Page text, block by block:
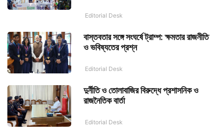
Editorial Desk
বাস্তবতার সঙ্গে সংঘর্ষে ট্রাম্প: ক্ষমতার রাজনীতি
ও ভবিষ্যতের প্রশ্ন
Editorial Desk
দুর্নীতি ও তোলাবাজির বিরুদ্ধে প্রশাসনিক ও
রাজনৈতিক বার্তা
Editorial Desk